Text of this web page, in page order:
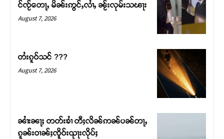
တႃႇႁႂ်ႈသဵင်ၵၢင်ၸႂ်ၵူၼ်းမိူင်း ၵူႈတီႈၵူႈလႅၼ်ပေႃးတေၸွ
ဝ်ႇၽူႈတွႆႇႁွၵ်ႈ လႆႈယူႇၶႃႈဢေႃႈ။
င်ၸႂ်တေႃႇ မိၼ်းဢွင်ႇလၢႆႇ ၼႂ်းလုမ်းသၽႃး
August 7, 2026
တႆးၵူဝ်သင် ???
August 7, 2026
ၼၢႆးၼႃႈ တတ်းၶၢႆ တီႈလိၼ်ဢၼ်ပၼ်တႃႇ
ၵူၼ်းဝၢၼ်ႈၸိူဝ်းၺႃးလိုပ်ႈ